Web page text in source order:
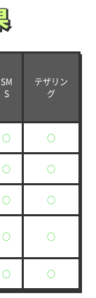
SM
S
テザリン
グ
○ ○
○ ○
○ ○
○ ○
○ ○